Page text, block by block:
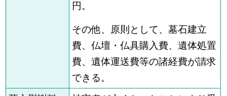
円。
その他、原則として、墓石建立
費、仏壇・仏具購入費、遺体処置
費、遺体運送費等の諸経費が請求
できる。